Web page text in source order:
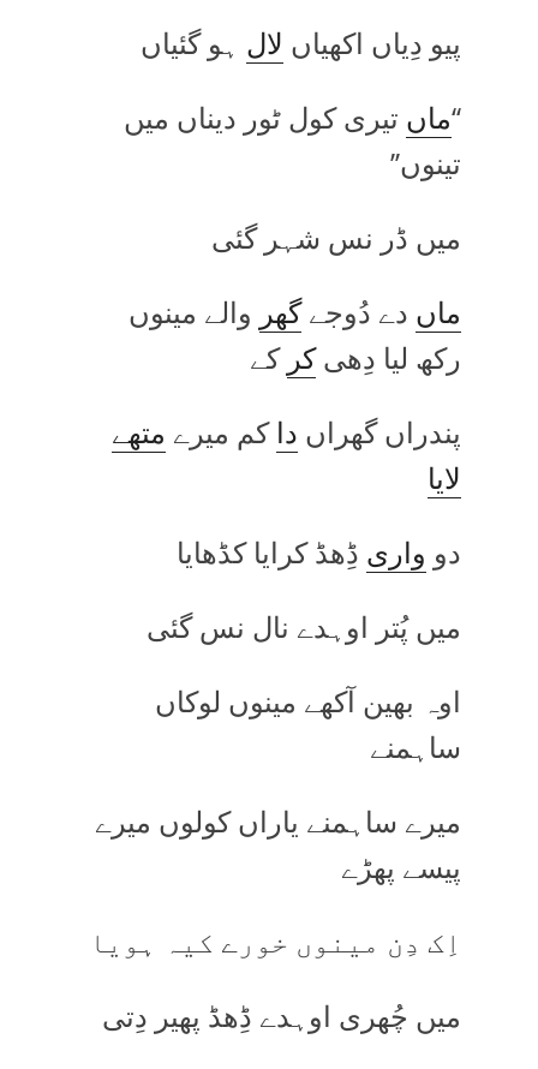
پیو دِیاں اکھیاں لال ہو گئیاں
‘‘ماں تیری کول ٹور دیناں میں
تینوں’’
میں ڈر نس شہر گئی
ماں دے دُوجےگھر والے مینوں
رکھ لیا دِھیکر کے
پندراں گھراں دا کم میرے متھے
لایا
دو واری ڈِھڈ کرایا کڈھایا
میں پُتر اوہدے نال نس گئی
اوہ بھین آکھے مینوں لوکاں
ساہمنے
میرے ساہمنے یاراں کولوں میرے
پیسے پھڑے
اِک دِن مینوں خورے کیہ ہویا
میں چُھری اوہدے ڈِھڈ پھیر دِتی